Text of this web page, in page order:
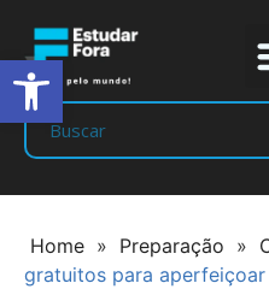
Home » Preparação »
gratuitos para
Abrir a barra de ferramentas